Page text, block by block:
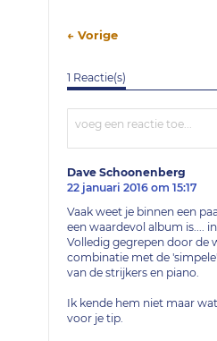
← Vorige
1 Reactie(s)
Dave Schoonenberg
22 januari 2016 om 15:17
Vaak weet je binnen een
een waardevol album is....
Volledig gegrepen door de
combinatie met de
van de strijkers en piano.
Ik kende hem niet maar
voor je tip.